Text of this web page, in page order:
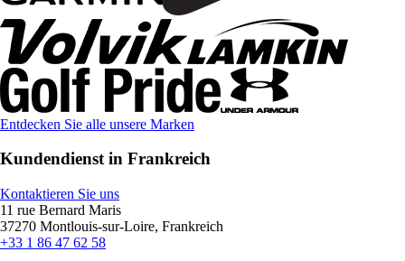
Entdecken Sie alle unsere Marken
Kundendienst in Frankreich
Kontaktieren Sie uns
11 rue Bernard Maris
37270 Montlouis-sur-Loire, Frankreich
+33 1 86 47 62 58